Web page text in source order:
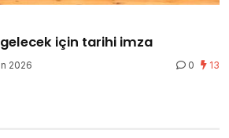
için tarihi imza
2026 0 13